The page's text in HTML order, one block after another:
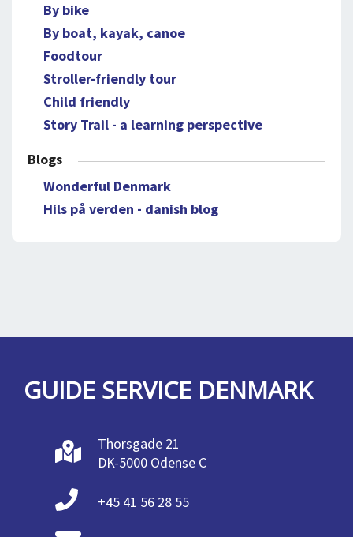
By bike
By boat, kayak, canoe
Foodtour
Stroller-friendly tour
Child friendly
Story Trail - a learning perspective
Blogs
Wonderful Denmark
Hils på verden - danish blog
GUIDE SERVICE DENMARK
Thorsgade 21
DK-5000 Odense C
+45 41 56 28 55